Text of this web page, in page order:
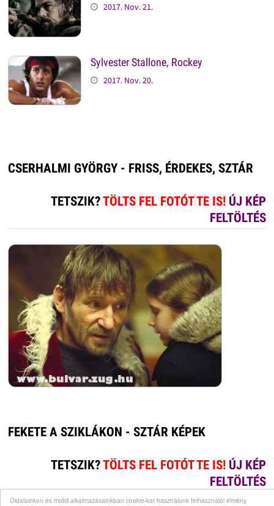
Oldalainkon és mobil alkalmazásainkban cookie-kat használunk felhasználói élmény
2017. Nov. 21.
Sylvester Stallone, Rockey
2017. Nov. 20.
CSERHALMI GYÖRGY - FRISS, ÉRDEKES, SZTÁR
TETSZIK?TÖLTS FEL FOTÓT TE IS! ÚJ KÉP
FELTÖLTÉS
FEKETE A SZIKLÁKON - SZTÁR KÉPEK
TETSZIK?TÖLTS FEL FOTÓT TE IS! ÚJ KÉP
FELTÖLTÉS